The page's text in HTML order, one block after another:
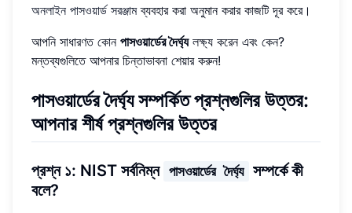
অনলাইন পাসওয়ার্ড সরঞ্জামব্যবহার করা অনুমান করার কাজটি দূর করে।
আপনি সাধারণত কোন পাসওয়ার্ডের দৈর্ঘ্যলক্ষ্য করেন এবং কেন?
মন্তব্যগুলিতে আপনার চিন্তাভাবনা শেয়ার করুন!
পাসওয়ার্ডের দৈর্ঘ্য সম্পর্কিত প্রশ্নগুলির উত্তর:
আপনার শীর্ষ প্রশ্নগুলির উত্তর
প্রশ্ন ১: NIST সর্বনিম্ন পাসওয়ার্ডের দৈর্ঘ্য
সম্পর্কে কী
বলে?